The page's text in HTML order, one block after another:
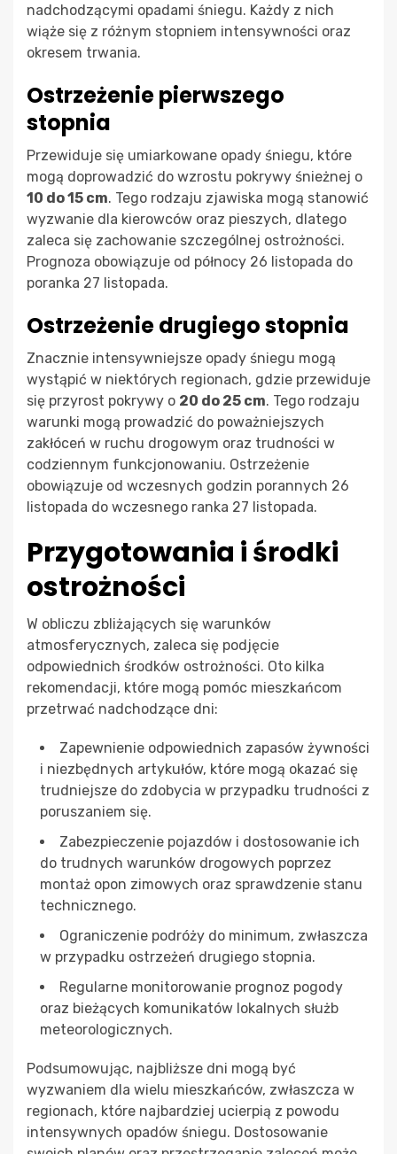
nadchodzącymi opadami śniegu. Każdy z nich
wiąże się z różnym stopniem intensywności oraz
okresem trwania.
Ostrzeżenie pierwszego
stopnia
Przewiduje się umiarkowane opady śniegu, które
mogą doprowadzić do wzrostu pokrywy śnieżnej o
10 do 15 cm. Tego rodzaju zjawiska mogą stanowić
wyzwanie dla kierowców oraz pieszych, dlatego
zaleca się zachowanie szczególnej ostrożności.
Prognoza obowiązuje od północy 26 listopada do
poranka 27 listopada.
Ostrzeżenie drugiego stopnia
Znacznie intensywniejsze opady śniegu mogą
wystąpić w niektórych regionach, gdzie przewiduje
się przyrost pokrywy o 20 do 25 cm. Tego rodzaju
warunki mogą prowadzić do poważniejszych
zakłóceń w ruchu drogowym oraz trudności w
codziennym funkcjonowaniu. Ostrzeżenie
obowiązuje od wczesnych godzin porannych 26
listopada do wczesnego ranka 27 listopada.
Przygotowania i środki
ostrożności
W obliczu zbliżających się warunków
atmosferycznych, zaleca się podjęcie
odpowiednich środków ostrożności. Oto kilka
rekomendacji, które mogą pomóc mieszkańcom
przetrwać nadchodzące dni:
Zapewnienie odpowiednich zapasów żywności
i niezbędnych artykułów, które mogą okazać się
trudniejsze do zdobycia w przypadku trudności z
poruszaniem się.
Zabezpieczenie pojazdów i dostosowanie ich
do trudnych warunków drogowych poprzez
montaż opon zimowych oraz sprawdzenie stanu
technicznego.
Ograniczenie podróży do minimum, zwłaszcza
w przypadku ostrzeżeń drugiego stopnia.
Regularne monitorowanie prognoz pogody
oraz bieżących komunikatów lokalnych służb
meteorologicznych.
Podsumowując, najbliższe dni mogą być
wyzwaniem dla wielu mieszkańców, zwłaszcza w
regionach, które najbardziej ucierpią z powodu
intensywnych opadów śniegu. Dostosowanie